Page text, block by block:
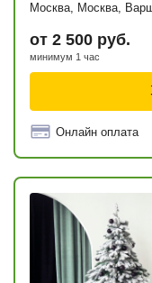
Москва, Москва,
от 2 500 руб.
минимум 1 час
Онлайн оплата